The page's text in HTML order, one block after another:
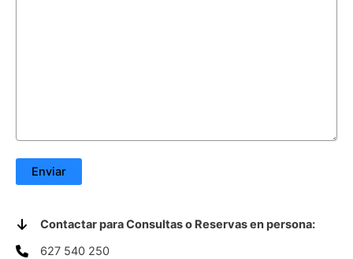
Contactar para Consultas o Reservas en persona:
627 540 250